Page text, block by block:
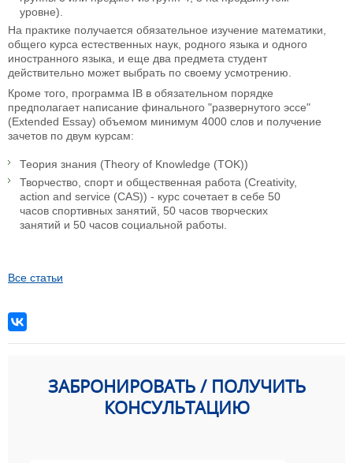
уровне).
На практике получается обязательное изучение математики,
общего курса естественных наук, родного языка и одного
иностранного языка, и еще два предмета студент
действительно может выбрать по своему усмотрению.
Кроме того, программа IB в обязательном порядке
предполагает написание финального "развернутого эссе"
(Extended Essay) объемом минимум 4000 слов и получение
зачетов по двум курсам:
Теория знания (Theory of Knowledge (TOK))
Творчество, спорт и общественная работа (Creativity,
action and service (CAS)) - курс сочетает в себе 50
часов спортивных занятий, 50 часов творческих
занятий и 50 часов социальной работы.
Все статьи
ЗАБРОНИРОВАТЬ / ПОЛУЧИТЬ
КОНСУЛЬТАЦИЮ